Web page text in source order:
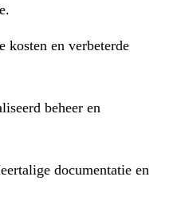
kosten en verbeterde
beheer en
documentatie en